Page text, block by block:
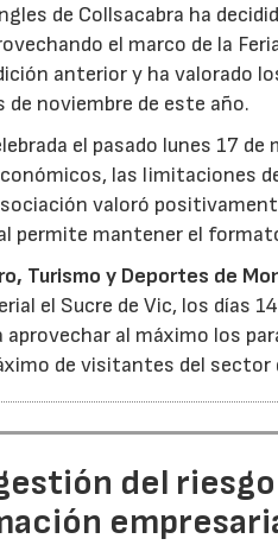
de Collsacabra ha
el marco de la
anterior y ha valorado
de noviembre de este año.
el pasado lunes 17
las limitaciones
valoró
permite mantener el
Turismo y Deportes de
el Sucre de Vic, los días
aprovechar al máximo los
de visitantes del sector
del